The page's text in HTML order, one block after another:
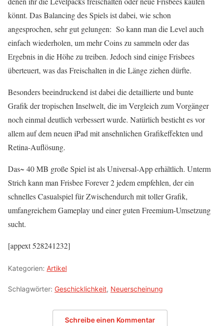
könnt. Das Balancing des Spiels ist dabei, wie schon
angesprochen, sehr gut gelungen: So kann man die Level auch
einfach wiederholen, um mehr Coins zu sammeln oder das
Ergebnis in die Höhe zu treiben. Jedoch sind einige Frisbees
überteuert, was das Freischalten in die Länge ziehen dürfte.
Besonders beeindruckend ist dabei die detaillierte und bunte
Grafik der tropischen Inselwelt, die im Vergleich zum Vorgänger
noch einmal deutlich verbessert wurde. Natürlich besticht es vor
allem auf dem neuen iPad mit ansehnlichen Grafikeffekten und
Retina-Auflösung.
Das~ 40 MB große Spiel ist als Universal-App erhältlich. Unterm
Strich kann man Frisbee Forever 2 jedem empfehlen, der ein
schnelles Casualspiel für Zwischendurch mit toller Grafik,
umfangreichem Gameplay und einer guten Freemium-Umsetzung
sucht.
[appext 528241232]
Kategorien: Artikel
Schlagwörter: Geschicklichkeit, Neuerscheinung
Schreibe einen Kommentar